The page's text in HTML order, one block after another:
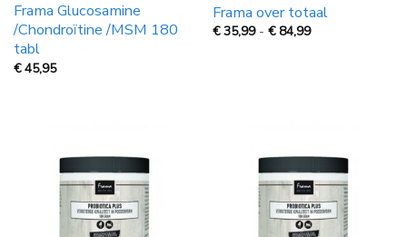
Frama Glucosamine
/Chondroïtine /MSM 180
tabl
€45,95
Frama over totaal
€35,99 - €84,99Prijsklasse: